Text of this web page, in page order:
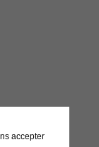
accepter